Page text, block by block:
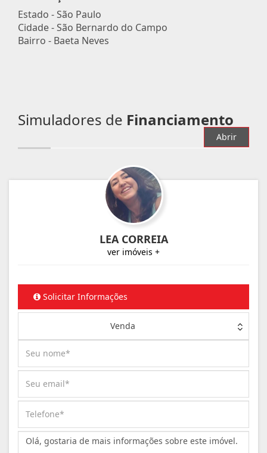
Estado -São Paulo
Cidade -São Bernardo do Campo
Bairro - Baeta Neves
Simuladores de Financiamento
Abrir
LEA CORREIA
ver imóveis +
Solicitar Informações
Venda
Mensagem: